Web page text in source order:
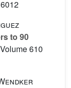
to 90
610